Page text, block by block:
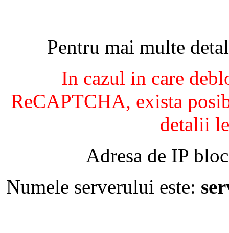
Pentru mai multe
In cazul in care
ReCAPTCHA, exista
detalii
Adresa de IP
Numele serverului este: